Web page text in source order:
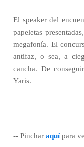
El speaker del
papeletas
megafonía. El
antifaz, o sea, a
cancha. De
Yaris.
-- Pinchar aquípara